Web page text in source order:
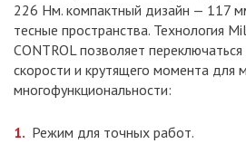
226 Нм. компактный дизайн — 117
тесные пространства. Технология
CONTROL позволяет
скорости и крутящего момента для
многофункциональности:
Режим для точных работ.